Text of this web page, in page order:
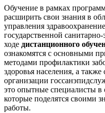
Обучение в рамках
расширить свои знания в
управления
государственной
ходе дистанционного
ознакомятся с основными
методами профилактики
здоровья населения, а
организации
это опытные специалисты в
которые поделятся своими
работы.